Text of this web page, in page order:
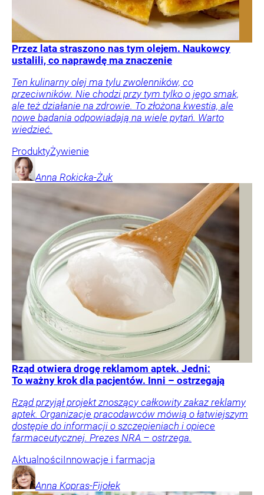
Przez lata straszono nas tym olejem. Naukowcy
ustalili, co naprawdę ma znaczenie
Ten kulinarny olej ma tylu zwolenników, co
przeciwników. Nie chodzi przy tym tylko o jego smak,
ale też działanie na zdrowie. To złożona kwestia, ale
nowe badania odpowiadają na wiele pytań. Warto
wiedzieć.
ProduktyŻywienie
Anna Rokicka-Żuk
Rząd otwiera drogę reklamom aptek. Jedni:
To ważny krok dla pacjentów. Inni – ostrzegają
Rząd przyjął projekt znoszący całkowity zakaz reklamy
aptek. Organizacje pracodawców mówią o łatwiejszym
dostępie do informacji o szczepieniach i opiece
farmaceutycznej. Prezes NRA – ostrzega.
AktualnościInnowacje i farmacja
Anna Kopras-Fijołek